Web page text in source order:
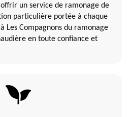
offrir un service de ramonage de
particulière portée à chaque
Les Compagnons du ramonage
en toute confiance et